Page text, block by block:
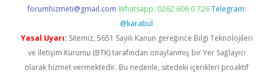
forumhizmeti@gmail.com Whatsapp: 0262 606 0 726 Telegram:
@karabul
Yasal Uyarı: Sitemiz, 5651 Sayılı Kanun gereğince Bilgi Teknolojileri
ve İletişim Kurumu (BTK) tarafından onaylanmış bir Yer Sağlayıcı
olarak hizmet vermektedir. Bu nedenle, sitedeki içerikleri proaktif